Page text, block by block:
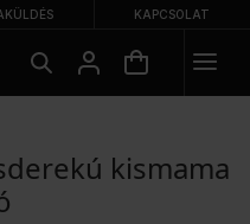
KAPCSOLAT
kismama